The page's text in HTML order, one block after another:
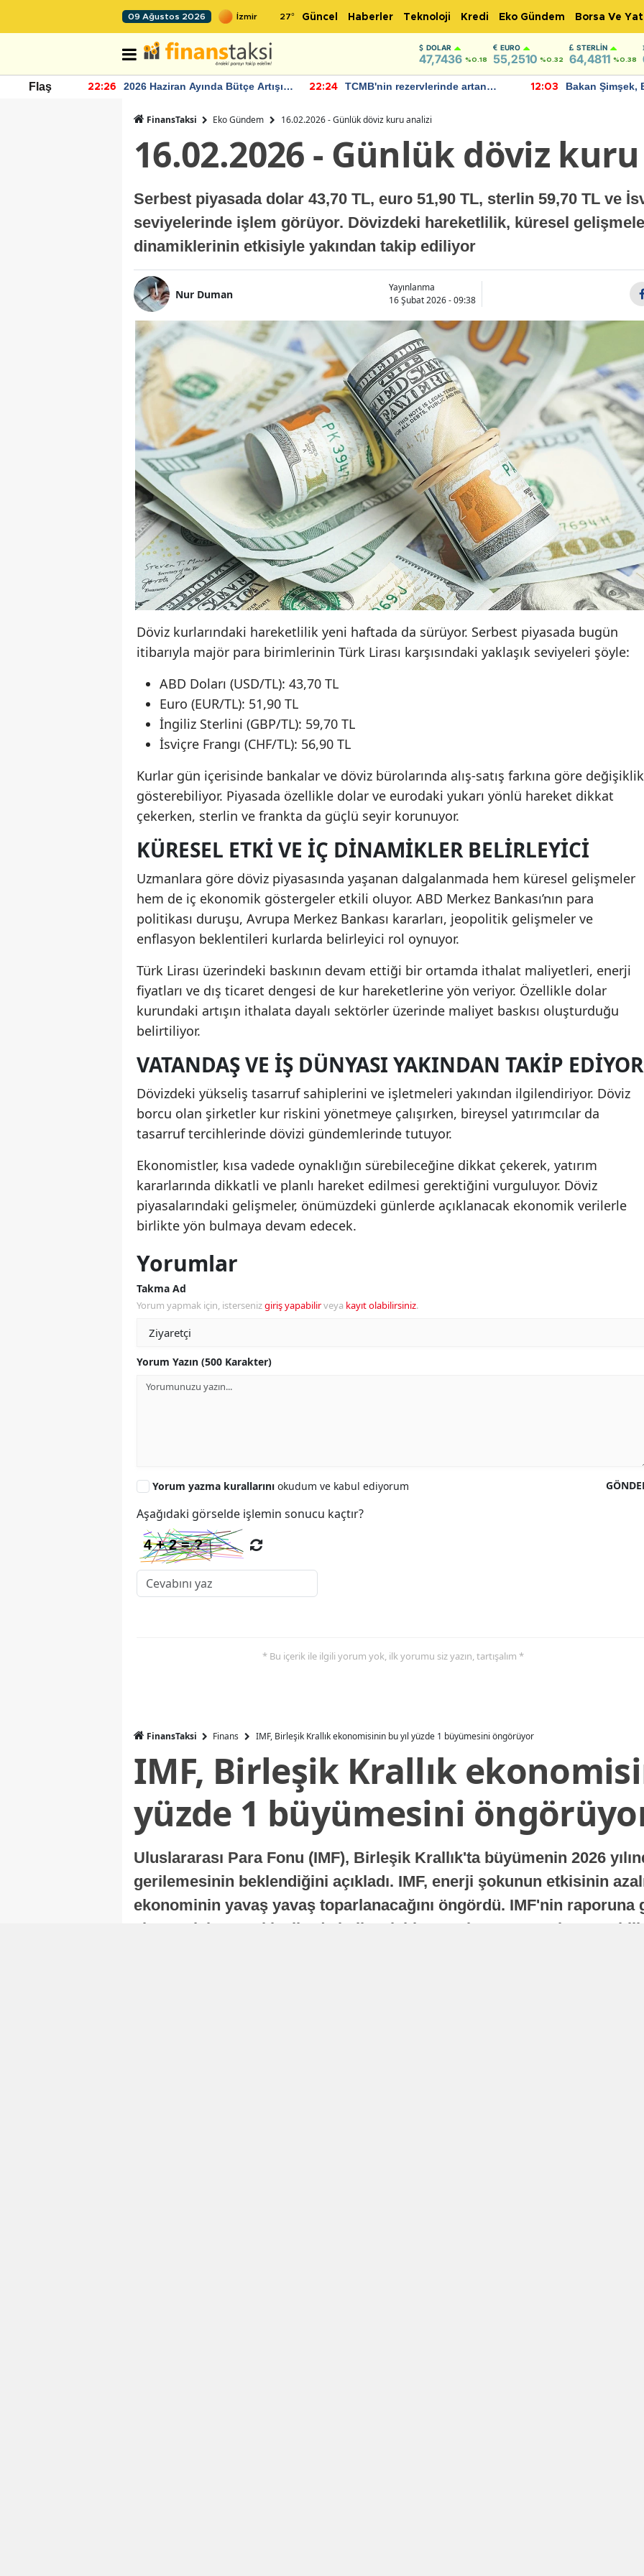
09 Ağustos 2026 27° Güncel Haberler Teknoloji Kredi Eko Gündem Borsa Ve
DOLAR
47,7436 %0.18
EURO
55,2510 %0.32
STERLIN
64,4811 %0.38
Flaş 22:26
2026 Haziran Ayında Bütçe Artışı
22:24
TCMB'nin rezervlerinde artan
12:03
Bakan Şimşek,
FinansTaksi Eko Gündem 16.02.2026 - Günlük döviz kuru analizi
16.02.2026 - Günlük döviz
Serbest piyasada dolar 43,70 TL, euro 51,90 TL, sterlin 59,70 TL ve
seviyelerinde işlem görüyor. Dövizdeki hareketlilik, küresel
dinamiklerinin etkisiyle yakından takip ediliyor
Nur Duman
Yayınlanma
16 Şubat 2026 - 09:38
Döviz kurlarındaki hareketlilik yeni haftada da sürüyor. Serbest piyasada bugün
itibarıyla majör para birimlerinin Türk Lirası karşısındaki yaklaşık seviyeleri şöyle:
ABD Doları (USD/TL): 43,70 TL
Euro (EUR/TL): 51,90 TL
İngiliz Sterlini (GBP/TL): 59,70 TL
İsviçre Frangı (CHF/TL): 56,90 TL
Kurlar gün içerisinde bankalar ve döviz bürolarında alış-satış farkına göre değişiklik
gösterebiliyor. Piyasada özellikle dolar ve eurodaki yukarı yönlü hareket dikkat
çekerken, sterlin ve frankta da güçlü seyir korunuyor.
KÜRESEL ETKI VE İÇ DINAMIKLER BELIRLEYICI
Uzmanlara göre döviz piyasasında yaşanan dalgalanmada hem küresel gelişmeler
hem de iç ekonomik göstergeler etkili oluyor. ABD Merkez Bankası’nın para
politikası duruşu, Avrupa Merkez Bankası kararları, jeopolitik gelişmeler ve
enflasyon beklentileri kurlarda belirleyici rol oynuyor.
Türk Lirası üzerindeki baskının devam ettiği bir ortamda ithalat maliyetleri, enerji
fiyatları ve dış ticaret dengesi de kur hareketlerine yön veriyor. Özellikle dolar
kurundaki artışın ithalata dayalı sektörler üzerinde maliyet baskısı oluşturduğu
belirtiliyor.
VATANDAŞ VE İŞ DÜNYASI YAKINDAN TAKIP EDIYOR
Dövizdeki yükseliş tasarruf sahiplerini ve işletmeleri yakından ilgilendiriyor. Döviz
borcu olan şirketler kur riskini yönetmeye çalışırken, bireysel yatırımcılar da
tasarruf tercihlerinde dövizi gündemlerinde tutuyor.
Ekonomistler, kısa vadede oynaklığın sürebileceğine dikkat çekerek, yatırım
kararlarında dikkatli ve planlı hareket edilmesi gerektiğini vurguluyor. Döviz
piyasalarındaki gelişmeler, önümüzdeki günlerde açıklanacak ekonomik verilerle
birlikte yön bulmaya devam edecek.
Yorumlar
Takma Ad
Yorum yapmak için, istersenizgiriş yapabilirveya kayıt olabilirsiniz.
Yorum Yazın (500 Karakter)
Yorum yazma kurallarını okudum ve kabul ediyorum
Aşağıdaki görselde işlemin sonucu kaçtır?
* Bu içerik ile ilgili yorum yok, ilk yorumu siz yazın, tartışalım *
FinansTaksi Finans IMF, Birleşik Krallık ekonomisinin bu yıl yüzde 1 büyümesini öngörüyor
IMF, Birleşik Krallık
yüzde 1 büyümesini
Uluslararası Para Fonu (IMF), Birleşik Krallık'ta büyümenin 2026
gerilemesinin beklendiğini açıkladı. IMF, enerji şokunun etkisinin
ekonominin yavaş yavaş toparlanacağını öngördü. IMF'nin raporuna
ekonomisi, sonraki yıllarda istikrarlı bir toparlanma süreci